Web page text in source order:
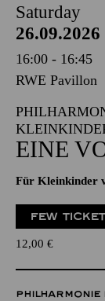
Saturday
26.09.2026
16:00 - 16:45
RWE Pavillon
EINE
Für Kleinkinder
FEW
12,00 €
PHILHARMONIE